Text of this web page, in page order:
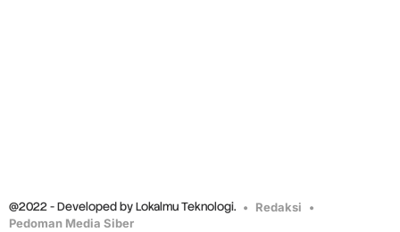
@2022 - Developed by Lokalmu Teknologi.
Redaksi
Pedoman Media Siber